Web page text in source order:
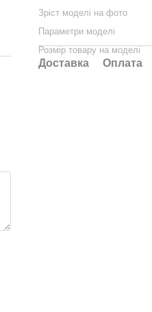
Зріст моделі на фото
Параметри моделі
Розмір товару на моделі
Доставка Оплата